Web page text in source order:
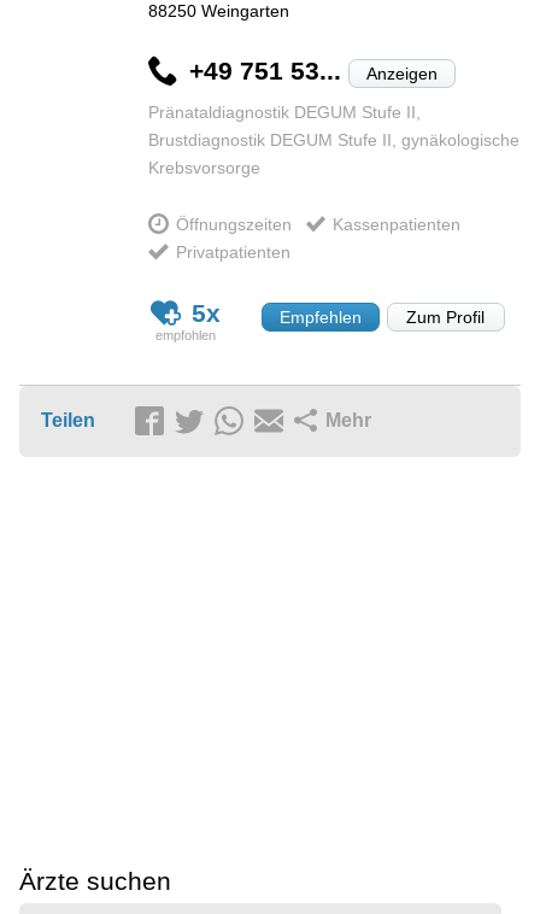
88250 Weingarten
+49 751 53... Anzeigen
Pränataldiagnostik DEGUM Stufe II,
Brustdiagnostik DEGUM Stufe II, gynäkologische
Krebsvorsorge
Öffnungszeiten
Kassenpatienten
Privatpatienten
5x Empfehlen Zum Profil
Teilen Mehr
Ärzte suchen